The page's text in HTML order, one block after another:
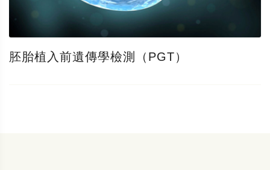
胚胎植入前遺傳學檢測（PGT）